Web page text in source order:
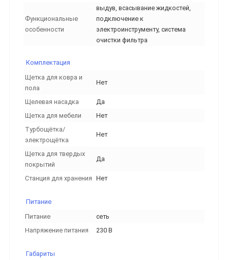
Функциональные
особенности
выдув, всасывание жидкостей,
подключение к
электроинструменту, система
очистки фильтра
Комплектация
Щетка для ковра и
пола
Нет
Щелевая насадка
Да
Щетка для мебели
Нет
Турбощётка/
электрощётка
Нет
Щетка для твердых
покрытий
Да
Станция для хранения Нет
Питание
Питание
сеть
Напряжение питания
230 В
Габариты